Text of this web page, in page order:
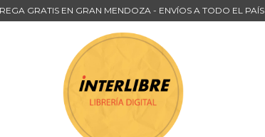
GRATIS EN GRAN MENDOZA - ENVÍOS A TODO EL PAÍS